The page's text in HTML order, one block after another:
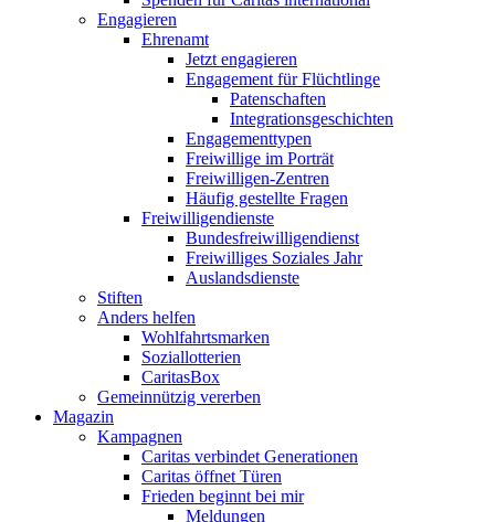
Engagieren
Ehrenamt
Jetzt engagieren
Engagement für Flüchtlinge
Patenschaften
Integrationsgeschichten
Engagementtypen
Freiwillige im Porträt
Freiwilligen-Zentren
Häufig gestellte Fragen
Freiwilligendienste
Bundesfreiwilligendienst
Freiwilliges Soziales Jahr
Auslandsdienste
Stiften
Anders helfen
Wohlfahrtsmarken
Soziallotterien
CaritasBox
Gemeinnützig vererben
Magazin
Kampagnen
Caritas verbindet Generationen
Caritas öffnet Türen
Frieden beginnt bei mir
Meldungen